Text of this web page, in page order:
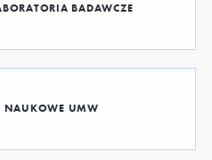
BADAWCZE
NAUKOWE UMW